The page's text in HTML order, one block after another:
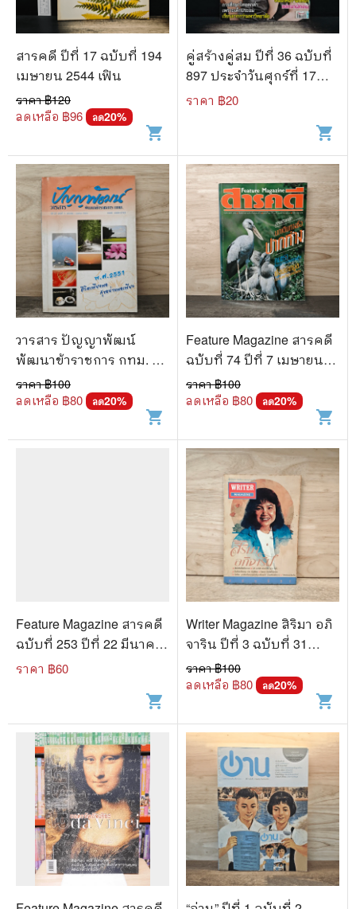
สารคดี ปีที่ 17 ฉบับที่ 194
เมษายน 2544 เฟิน
ราคา ฿120
ลดเหลือ ฿96 ลด20%
shopping_cart
คู่สร้างคู่สม ปีที่ 36 ฉบับที่
897 ประจำวันศุกร์ที่ 17
เมษายน 2558
ราคา ฿20
shopping_cart
วารสาร ปัญญาพัฒน์
พัฒนาข้าราชการ กทม. ปี
ที่ 27 ฉบับที่ 1 มกราคม -
เมษายน 2551
ราคา ฿100
ลดเหลือ ฿80 ลด20%
shopping_cart
Feature Magazine สารคดี
ฉบับที่ 74 ปีที่ 7 เมษายน
2534 คนชรา
ราคา ฿100
ลดเหลือ ฿80 ลด20%
shopping_cart
Feature Magazine สารคดี
ฉบับที่ 253 ปีที่ 22 มีนาคม
2549
ราคา ฿60
shopping_cart
Writer Magazine สิริมา อภิ
จาริน ปีที่ 3 ฉบับที่ 31
เมษายน 2538
ราคา ฿100
ลดเหลือ ฿80 ลด20%
shopping_cart